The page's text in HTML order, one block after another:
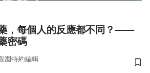
，每個人的反應都不同？——
密碼
園特約編輯
儲